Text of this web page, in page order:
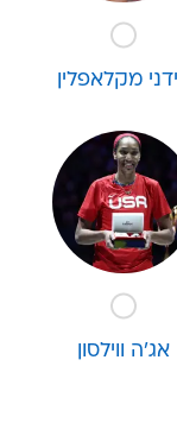
מקלאפלין
אג'ה ווילסון